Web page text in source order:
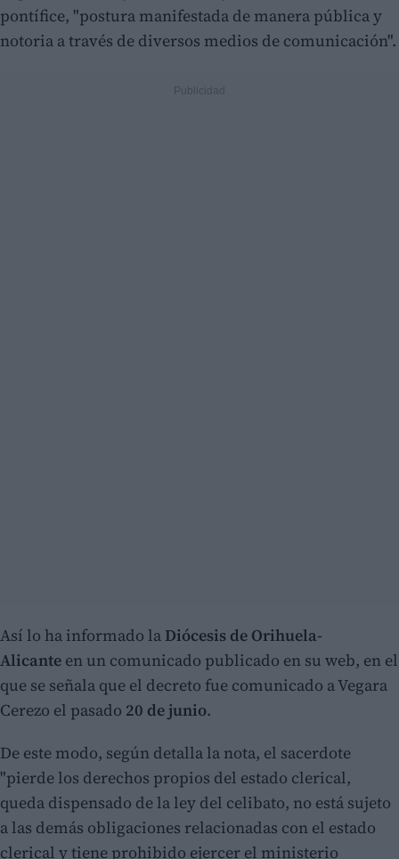
pontífice, "postura manifestada de manera pública y
notoria a través de diversos medios de comunicación".
Así lo ha informado la Diócesis de Orihuela-
Alicante en un comunicado publicado en su web, en el
que se señala que el decreto fue comunicado a Vegara
Cerezo el pasado 20 de junio.
De este modo, según detalla la nota, el sacerdote
"pierde los derechos propios del estado clerical,
queda dispensado de la ley del celibato, no está sujeto
a las demás obligaciones relacionadas con el estado
clerical y tiene prohibido ejercer el ministerio